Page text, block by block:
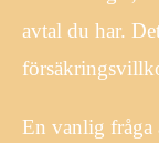
avtal du har.
En vanlig fråga